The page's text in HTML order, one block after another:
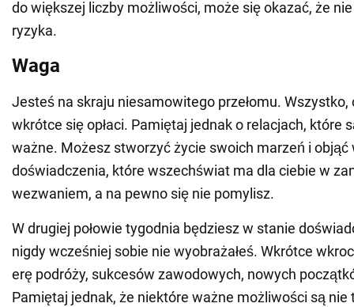
do większej liczby możliwości, może się okazać, że
ryzyka.
Waga
Jesteś na skraju niesamowitego przełomu. Wszystko,
wkrótce się opłaci. Pamiętaj jednak o relacjach, które
ważne. Możesz stworzyć życie swoich marzeń i objąć
doświadczenia, które wszechświat ma dla ciebie w
wezwaniem, a na pewno się nie pomylisz.
W drugiej połowie tygodnia będziesz w stanie
nigdy wcześniej sobie nie wyobrażałeś. Wkrótce
erę podróży, sukcesów zawodowych, nowych
Pamiętaj jednak, że niektóre ważne możliwości są nie